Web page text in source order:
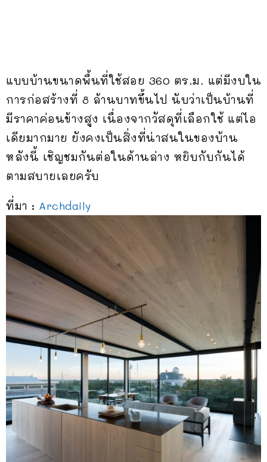
แบบบ้านขนาดพื้นที่ใช้สอย 360 ตร.ม. แต่มีงบใน
การก่อสร้างที่ 8 ล้านบาทขึ้นไป นับว่าเป็นบ้านที่
มีราคาค่อนข้างสูง เนื่องจากวัสดุที่เลือกใช้ แต่ไอ
เดียมากมาย ยังคงเป็นสิ่งที่น่าสนในของบ้าน
หลังนี้ เชิญชมกันต่อในด้านล่าง หยิบกับกันได้
ตามสบายเลยครับ
ที่มา : Archdaily